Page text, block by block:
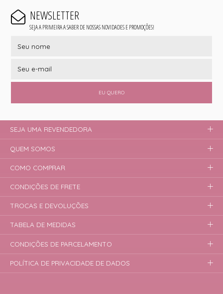
NEWSLETTER
SEJA A PRIMEIRA A SABER DE NOSSAS NOVIDADES E PROMOÇÕES!
EU QUERO
SEJA UMA REVENDEDORA
QUEM SOMOS
COMO COMPRAR
CONDIÇÕES DE FRETE
TROCAS E DEVOLUÇÕES
TABELA DE MEDIDAS
CONDIÇÕES DE PARCELAMENTO
POLÍTICA DE PRIVACIDADE DE DADOS